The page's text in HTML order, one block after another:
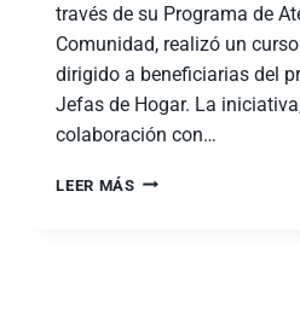
través de su Programa de
Comunidad, realizó un
dirigido a beneficiarias del
Jefas de Hogar. La
colaboración con…
LEER MÁS